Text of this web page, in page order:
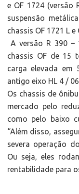
e OF 1724 (versão
suspensão
chassis OF 1721 L
A versão R 390 –
chassis OF de 15
carga elevada em
antigo eixo HL 4 /
Os chassis de
mercado pelo
como pelo baixo
“Além disso,
severa operação
Ou seja, eles
rentabilidade para